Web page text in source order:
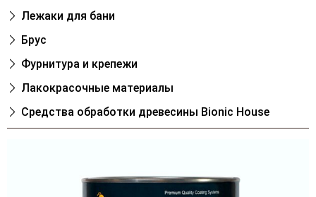
Лежаки для бани
Брус
Фурнитура и крепежи
Лакокрасочные материалы
Cредства обработки древесины Bionic House